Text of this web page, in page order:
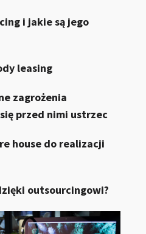
i jakie są jego
leasing
zagrożenia
przed nimi ustrzec
house do realizacji
outsourcingowi?